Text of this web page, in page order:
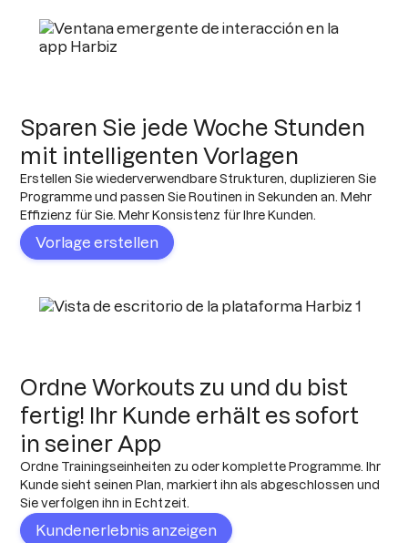
Sparen Sie jede Woche Stunden
mit intelligenten Vorlagen
Erstellen Sie wiederverwendbare Strukturen, duplizieren Sie
Programme und passen Sie Routinen in Sekunden an. Mehr
Effizienz für Sie. Mehr Konsistenz für Ihre Kunden.
Vorlage erstellen
Ordne Workouts zu und du bist
fertig! Ihr Kunde erhält es sofort
in seiner App
Ordne Trainingseinheiten zu oder komplette Programme. Ihr
Kunde sieht seinen Plan, markiert ihn als abgeschlossen und
Sie verfolgen ihn in Echtzeit.
Kundenerlebnis anzeigen